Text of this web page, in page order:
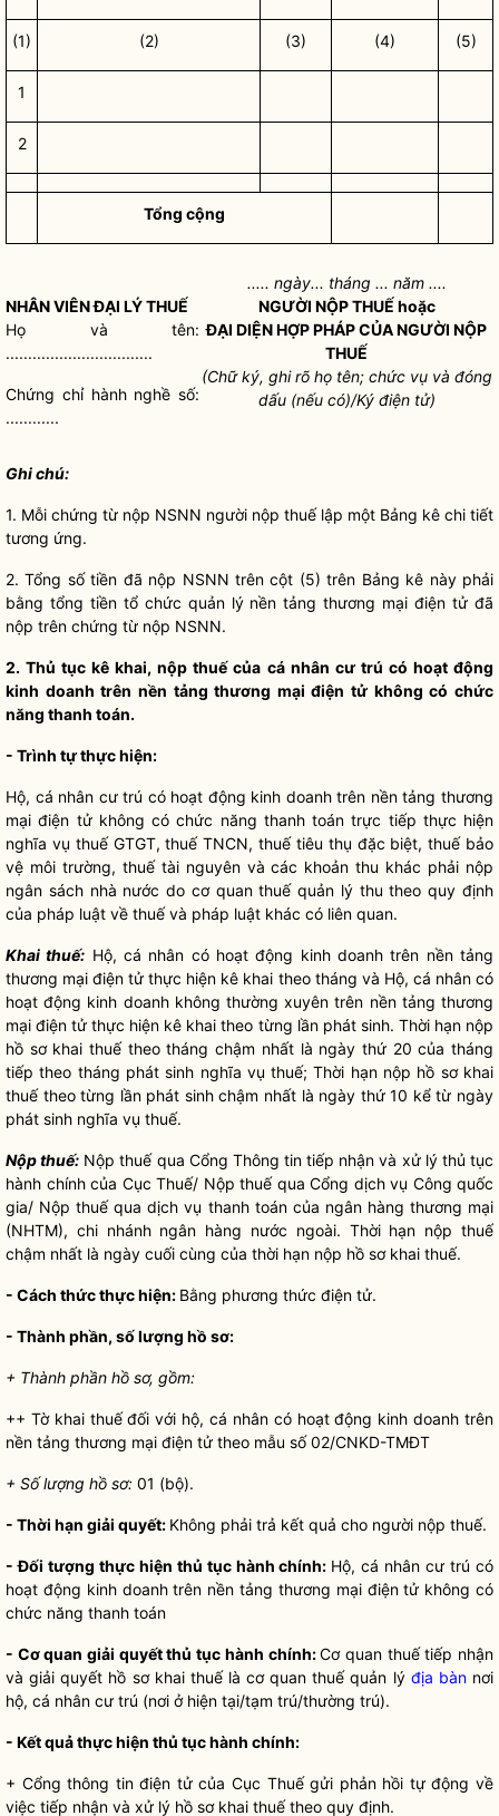
(1) (2) (3) (4) (5)
1
2
Tổng cộng
NHÂN VIÊN ĐẠI LÝ THUẾ
Họ và tên:
.................................
Chứng chỉ hành nghề số:
............
..... ngày... tháng ... năm ....
NGƯỜI NỘP THUẾ hoặc
ĐẠI DIỆNHỢP PHÁPCỦA NGƯỜI NỘP
THUẾ
(Chữ ký, ghi rõ họ tên; chức vụ và đóng
dấu (nếu có)/Ký điện tử)
Ghi chú:
1. Mỗi chứng từ nộp NSNN người nộp thuế lập một Bảng kê chi tiết
tương ứng.
2. Tổng số tiền đã nộp NSNN trên cột (5) trên Bảng kê này phải
bằng tổng tiền tổ chức quản lý nền tảng thương mại điện tử đã
nộp trên chứng từ nộp NSNN.
2. Thủ tục kê khai, nộp thuế của cá nhân cư trú có hoạt động
kinh doanh trên nền tảng thương mại điện tử không có chức
năng thanh toán.
- Trình tự thực hiện:
Hộ, cá nhân cư trú có hoạt động kinh doanh trên nền tảng thương
mại điện tử không có chức năng thanh toán trực tiếp thực hiện
nghĩa vụ thuế GTGT, thuế TNCN, thuế tiêu thụ đặc biệt, thuế bảo
vệ môi trường, thuế tài nguyên và các khoản thu khác phải nộp
ngân sách nhà nước do cơ quan thuế quản lý thu theo quy định
của pháp luật về thuế và pháp luật khác có liên quan.
Khai thuế: Hộ, cá nhân có hoạt động kinh doanh trên nền tảng
thương mại điện tử thực hiện kê khai theo tháng và Hộ, cá nhân có
hoạt động kinh doanh không thường xuyên trên nền tảng thương
mại điện tử thực hiện kê khai theo từng lần phát sinh. Thời hạn nộp
hồ sơkhai thuế theo tháng chậm nhất là ngày thứ 20 của tháng
tiếp theo tháng phát sinh nghĩa vụ thuế; Thời hạn nộp hồ sơkhai
thuế theo từng lần phát sinh chậm nhất là ngày thứ 10 kể từ ngày
phát sinh nghĩa vụ thuế.
Nộp thuế: Nộp thuế qua Cổng Thông tin tiếp nhận và xử lý thủ tục
hành chínhcủa Cục Thuế/ Nộp thuế qua Cổng dịch vụ Công quốc
gia/ Nộp thuế qua dịch vụ thanh toán của ngân hàng thương mại
(NHTM), chi nhánh ngân hàng nước ngoài. Thời hạn nộp thuế
chậm nhất là ngày cuối cùng của thời hạn nộp hồ sơkhai thuế.
- Cách thức thực hiện: Bằng phương thức điện tử.
- Thành phần, số lượng hồ sơ:
+ Thành phần hồ sơ, gồm:
++ Tờ khai thuế đối với hộ, cá nhân có hoạt động kinh doanh trên
nền tảng thương mại điện tử theo mẫu số 02/CNKD-TMĐT
+ Số lượng hồ sơ: 01 (bộ).
- Thời hạn giải quyết: Không phải trả kết quả cho người nộp thuế.
- Đối tượng thực hiện thủ tục hành chính: Hộ, cá nhân cư trú có
hoạt động kinh doanh trên nền tảng thương mại điện tử không có
chức năng thanh toán
- Cơ quan giải quyếtthủ tục hành chính:Cơ quan thuế tiếp nhận
và giải quyết hồ sơkhai thuế là cơ quan thuế quản lý địa bànnơi
hộ, cá nhân cư trú (nơi ở hiện tại/tạm trú/thường trú).
- Kết quả thực hiện thủ tục hành chính:
+ Cổng thông tin điện tử của Cục Thuế gửi phản hồi tự động về
việc tiếp nhận và xử lý hồ sơkhai thuế theo quy định.